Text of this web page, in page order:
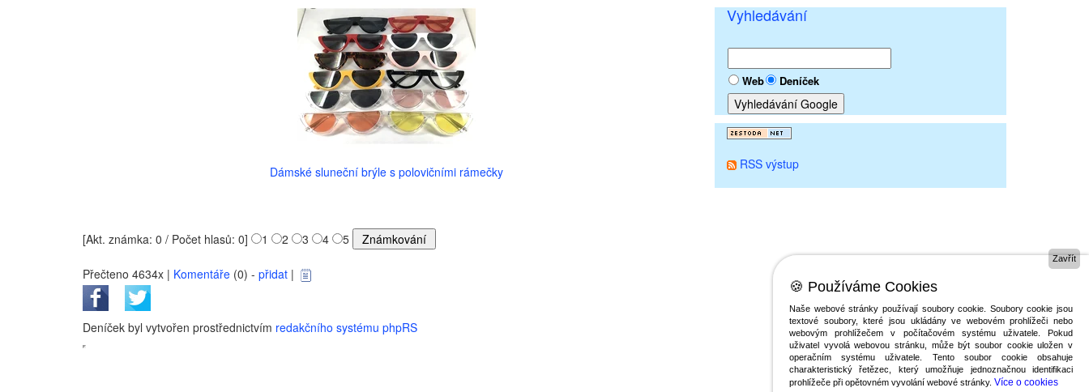
Dámské sluneční brýle s polovičními rámečky
[Akt. známka: 0 / Počet hlasů: 0] 1 2 3 4 5
Přečteno 4634x | Komentáře (0) - přidat |
Vyhledávání
Web Deníček
RSS výstup
Deníček byl vytvořen prostřednictvím redakčního systému phpRS
Zavřít
🍪 Používáme Cookies
Naše webové stránky používají soubory cookie. Soubory cookie jsou
textové soubory, které jsou ukládány ve webovém prohlížeči nebo
webovým prohlížečem v počítačovém systému uživatele. Pokud
uživatel vyvolá webovou stránku, může být soubor cookie uložen v
operačním systému uživatele. Tento soubor cookie obsahuje
charakteristický řetězec, který umožňuje jednoznačnou identifikaci
prohlížeče při opětovném vyvolání webové stránky. Více o cookies